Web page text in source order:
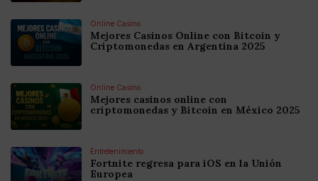
Online Casino
Mejores Casinos Online con Bitcoin y
Criptomonedas en Argentina 2025
Online Casino
Mejores casinos online con
criptomonedas y Bitcoin en México 2025
Entretenimiento
Fortnite regresa para iOS en la Unión
Europea